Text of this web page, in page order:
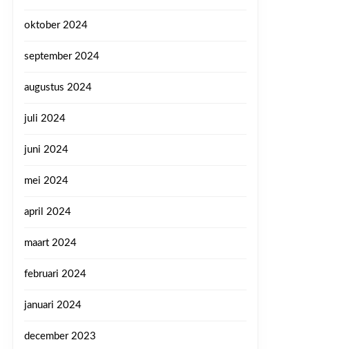
oktober 2024
september 2024
augustus 2024
juli 2024
juni 2024
mei 2024
april 2024
maart 2024
februari 2024
januari 2024
december 2023